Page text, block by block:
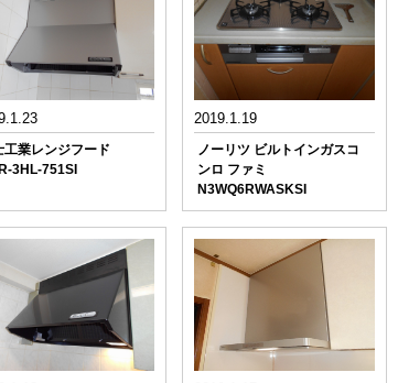
工業レンジフード
3HL-751SI
2019.1.19
ノーリツ ビルトインガスコ
ンロ ファミ
N3WQ6RWASKSI